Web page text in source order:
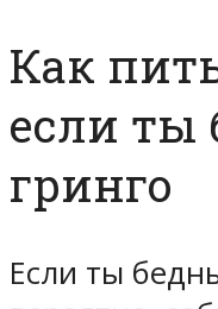
Как
если ты
гринго
Если ты